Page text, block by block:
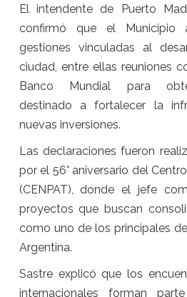
El intendente de Puerto
confirmó que el Municipio
gestiones vinculadas al
ciudad, entre ellas reuniones
Banco Mundial para
destinado a fortalecer la
nuevas inversiones.
Las declaraciones fueron
por el 56° aniversario del
(CENPAT), donde el jefe
proyectos que buscan
como uno de los principales
Argentina.
Sastre explicó que los
internacionales forman